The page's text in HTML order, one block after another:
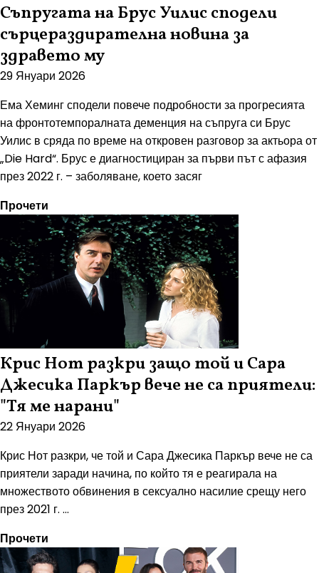
Съпругата на Брус Уилис сподели
сърцераздирателна новина за
здравето му
29 Януари 2026
Ема Хеминг сподели повече подробности за прогресията
на фронтотемпоралната деменция на съпруга си Брус
Уилис в сряда по време на откровен разговор за актьора от
„Die Hard“. Брус е диагностициран за първи път с афазия
през 2022 г. – заболяване, което засяг
Прочети
Крис Нот разкри защо той и Сара
Джесика Паркър вече не са приятели:
"Тя ме нарани"
22 Януари 2026
Крис Нот разкри, че той и Сара Джесика Паркър вече не са
приятели заради начина, по който тя е реагирала на
множеството обвинения в сексуално насилие срещу него
през 2021 г. ...
Прочети